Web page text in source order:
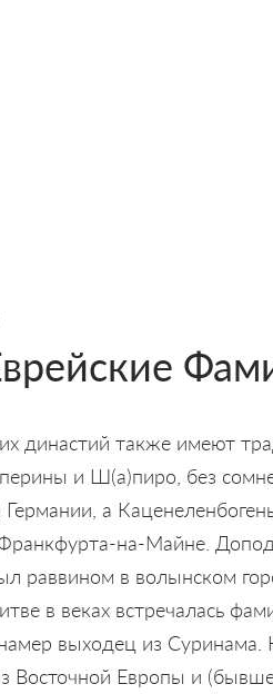
династий также имеют
и Ш(а)пиро, без
а
на-Майне.
раввином в волынском
в веках встречалась
выходец из Суринама.
Восточной Европы и